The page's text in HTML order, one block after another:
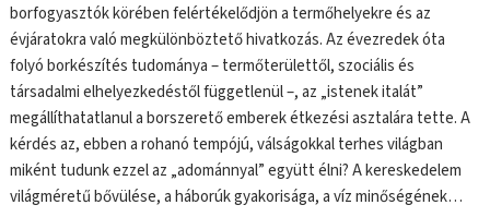
borfogyasztók körében felértékelődjön a termőhelyekre és az
évjáratokra való megkülönböztető hivatkozás. Az évezredek óta
folyó borkészítés tudománya – termőterülettől, szociális és
társadalmi elhelyezkedéstől függetlenül –, az „istenek italát”
megállíthatatlanul a borszerető emberek étkezési asztalára tette. A
kérdés az, ebben a rohanó tempójú, válságokkal terhes világban
miként tudunk ezzel az „adománnyal” együtt élni? A kereskedelem
világméretű bővülése, a háborúk gyakorisága, a víz minőségének…